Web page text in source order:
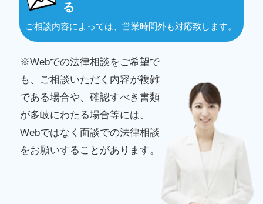
る
ご相談内容によっては、営業時間外も対応致します。
※Webでの法律相談をご希望で
も、ご相談いただく内容が複雑
である場合や、確認すべき書類
が多岐にわたる場合等には、
Webではなく面談での法律相談
をお願いすることがあります。